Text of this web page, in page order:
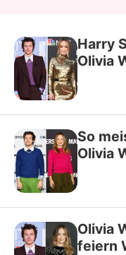
Harry
Olivia
So
Olivia
Olivia
feiern